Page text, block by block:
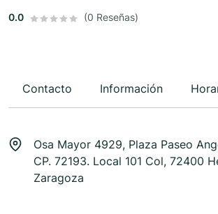
0.0 (0 Reseñas)
Contacto Información
Osa Mayor 4929, Plaza Paseo
CP. 72193. Local 101 Col, 72400
Zaragoza